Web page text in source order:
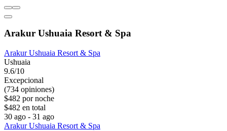
Arakur Ushuaia Resort & Spa
Arakur Ushuaia Resort & Spa
Ushuaia
9.6/10
Excepcional
(734 opiniones)
$482 por noche
$482 en total
30 ago - 31 ago
Arakur Ushuaia Resort & Spa